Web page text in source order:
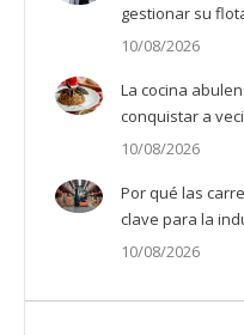
gestionar su
10/08/2026
La cocina
conquistar a
10/08/2026
Por qué las
clave para la
10/08/2026